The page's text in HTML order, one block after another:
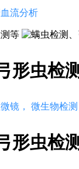
流分析
形虫检
镜， 微生物检
形虫检